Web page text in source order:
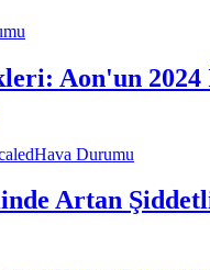
Aon'un 2024
Hava Durumu
Artan